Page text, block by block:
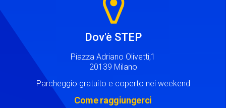
Dov'è STEP
Piazza Adriano Olivetti,1
20139 Milano
Parcheggio gratuito e coperto nei weekend
Come raggiungerci